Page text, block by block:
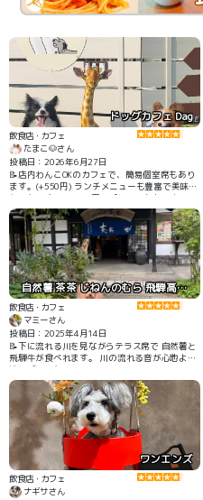
ドッグカフェ Dag
飲食店・カフェ
たまこ🐶さん
投稿日：2026年6月27日
📝店内わんこOKのカフェで、簡易個室席もあり
ます。(+550円) ランチメニューも豊富で美味し
かったです。 わんこ用のプレートもありまし
た。 綺麗な人工芝のドッグランや、ドッグプー
ルもあります♪
自然薯 茶茶 じねんのむら 飛騨高山店
飲食店・カフェ
マミーさん
投稿日：2025年4月14日
📝下に流れる川を見ながらテラス席で 自然薯と
飛騨牛が食べれます。 川の流れる音が心地よく
涼しげでした
ワンエンズ
飲食店・カフェ
ナギサさん